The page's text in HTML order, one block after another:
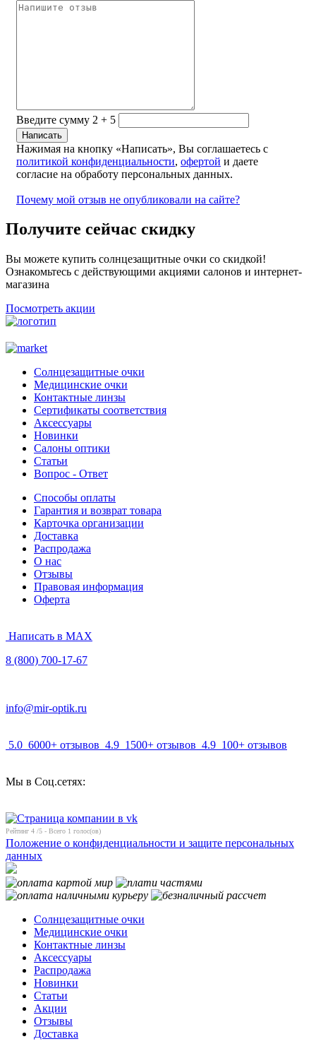
Введите сумму 2 + 5
Нажимая на кнопку «Написать», Вы соглашаетесь с
политикой конфиденциальности, офертой и даете
согласие на обработу персональных данных.
Почему мой отзыв не опубликовали на сайте?
Получите сейчас скидку
Вы можете купить солнцезащитные очки со скидкой!
Ознакомьтесь с действующими акциями салонов и интернет-
магазина
Посмотреть акции
Солнцезащитные очки
Медицинские очки
Контактные линзы
Сертификаты соответствия
Аксессуары
Новинки
Салоны оптики
Статьи
Вопрос - Ответ
Способы оплаты
Гарантия и возврат товара
Карточка организации
Доставка
Распродажа
О нас
Отзывы
Правовая информация
Оферта
Написать в MAX
8 (800) 700-17-67
info@mir-optik.ru
5.0 6000+ отзывов 4.9 1500+ отзывов 4.9 100+ отзывов
Мы в Соц.сетях:
Рейтинг 4 /5 - Всего 1 голос(ов)
Положение о конфиденциальности и защите персональных
данных
Солнцезащитные очки
Медицинские очки
Контактные линзы
Аксессуары
Распродажа
Новинки
Статьи
Акции
Отзывы
Доставка